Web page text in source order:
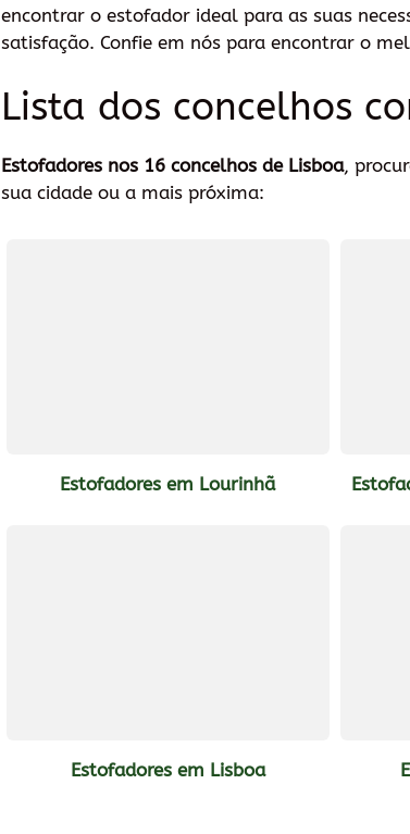
encontrar o estofador ideal para as suas
satisfação. Confie em nós para encontrar o
Lista dos concelhos
Estofadores nos 16 concelhos de Lisboa,
sua cidade ou a mais próxima:
Estofadores em Lourinhã
Estofadores em Lisboa